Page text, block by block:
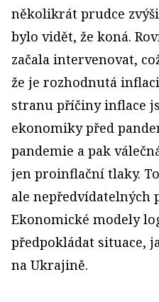
několikrát prudce
bylo vidět, že koná.
začala intervenovat,
že je rozhodnutá
stranu příčiny inflace
ekonomiky před
pandemie a pak
jen proinflační tlaky.
ale nepředvídatelných
Ekonomické modely
předpokládat situace,
na Ukrajině.